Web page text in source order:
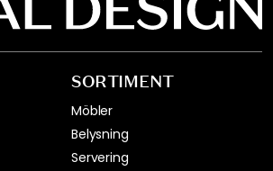
SORTIMENT
Möbler
Belysning
Servering